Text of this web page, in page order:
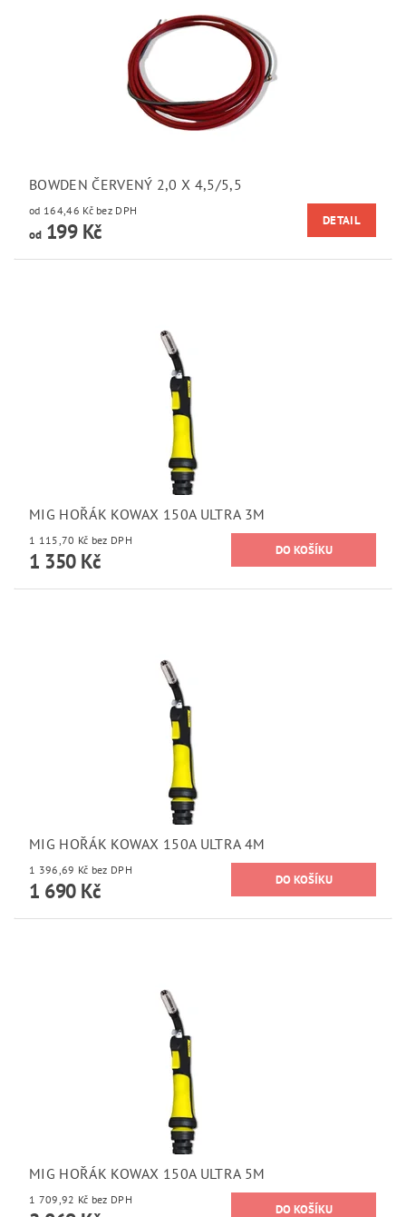
BOWDEN ČERVENÝ 2,0 X 4,5/5,5
od 164,46 Kč bez DPH
od199 Kč DETAIL
MIG HOŘÁK KOWAX 150A ULTRA 3M
1 115,70 Kč bez DPH
1 350 Kč
MIG HOŘÁK KOWAX 150A ULTRA 4M
1 396,69 Kč bez DPH
1 690 Kč
MIG HOŘÁK KOWAX 150A ULTRA 5M
1 709,92 Kč bez DPH